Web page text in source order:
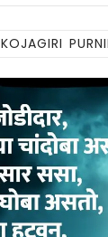
KOJAGIRI